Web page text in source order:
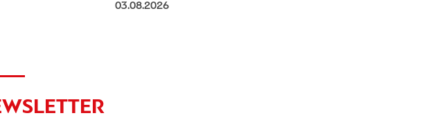
03.08.2026